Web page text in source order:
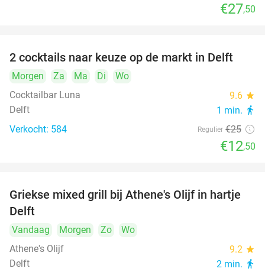
€27,50
50%
2 cocktails naar keuze op de markt in Delft
Morgen Za Ma Di
Wo
Cocktailbar Luna
9.6 star
Delft 1 min. directions_walk
Verkocht: 584 Regulier €25
€12,50
26%
Griekse mixed grill bij Athene's Olijf in hartje
Delft
Vandaag Morgen Zo
Wo
Athene's Olijf
9.2 star
Delft 2 min. directions_walk